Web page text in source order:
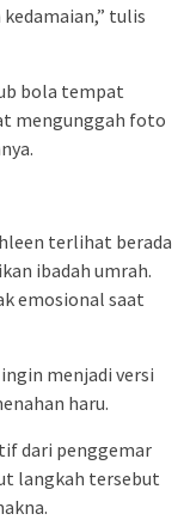
tulis
bola tempat
mengunggah foto
terlihat berada
ibadah umrah.
emosional saat
menjadi versi
haru.
dari penggemar
langkah tersebut